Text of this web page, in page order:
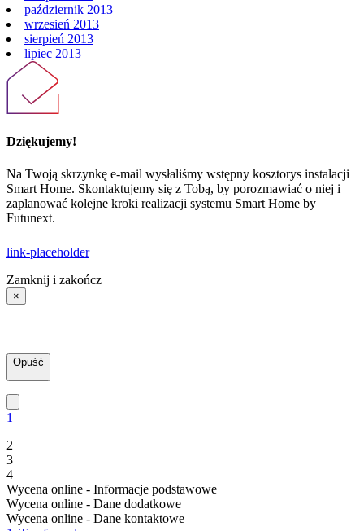
październik 2013
wrzesień 2013
sierpień 2013
lipiec 2013
Dziękujemy!
Na Twoją skrzynkę e-mail wysłaliśmy wstępny kosztorys instalacji
Smart Home. Skontaktujemy się z Tobą, by porozmawiać o niej i
zaplanować kolejne kroki realizacji systemu Smart Home by
Futunext.
link-placeholder
Zamknij i zakończ
×
Opuść
1
2
3
4
Wycena online - Informacje podstawowe
Wycena online - Dane dodatkowe
Wycena online - Dane kontaktowe